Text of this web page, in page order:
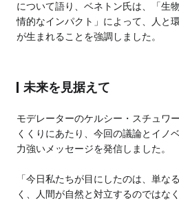
について語り、ベネトン氏は、「生
情的なインパクト」によって、人と
が生まれることを強調しました。
未来を見据えて
モデレーターのケルシー・スチュワ
くくりにあたり、今回の議論とイノ
力強いメッセージを発信しました。
「今日私たちが目にしたのは、単な
く、人間が自然と対立するのではな